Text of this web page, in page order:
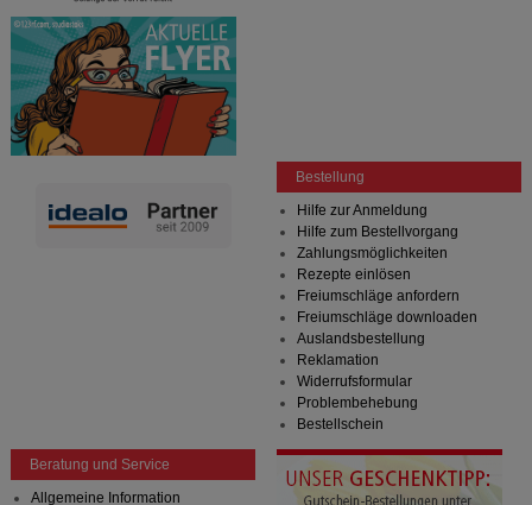
Bestellung
Hilfe zur Anmeldung
Hilfe zum Bestellvorgang
Zahlungsmöglichkeiten
Rezepte einlösen
Freiumschläge anfordern
Freiumschläge downloaden
Auslandsbestellung
Reklamation
Widerrufsformular
Problembehebung
Bestellschein
Beratung und Service
Allgemeine Information